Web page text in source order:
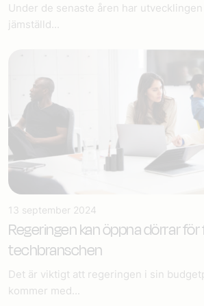
Under de senaste åren har
jämställd...
13 september 2024
Regeringen kan öppna dörrar för
techbranschen
Det är viktigt att regeringen i sin
kommer med...